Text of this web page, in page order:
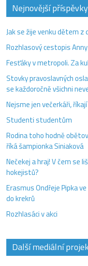
Nejnovější příspěvky
Jak se žije venku dětem z
Rozhlasový cestopis
Fesťáky v metropoli. Za
Stovky pravoslavných
se každoročně všichni
Nejsme jen večerkáři,
Studenti studentům
Rodina toho hodně
říká šampionka Siniaková
Nečekej a hraj! V čem se
hokejistů?
Erasmus Ondřeje Pipka
do krekrů
Rozhlasáci v akci
Další mediální